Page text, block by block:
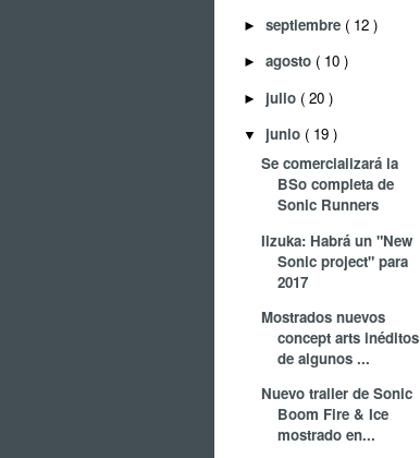
► septiembre ( 12 )
► agosto ( 10 )
► julio ( 20 )
▼ junio ( 19 )
Se comercializará la
BSo completa de
Sonic Runners
Iizuka: Habrá un "New
Sonic project" para
2017
Mostrados nuevos
concept arts inéditos
de algunos ...
Nuevo trailer de Sonic
Boom Fire & Ice
mostrado en...